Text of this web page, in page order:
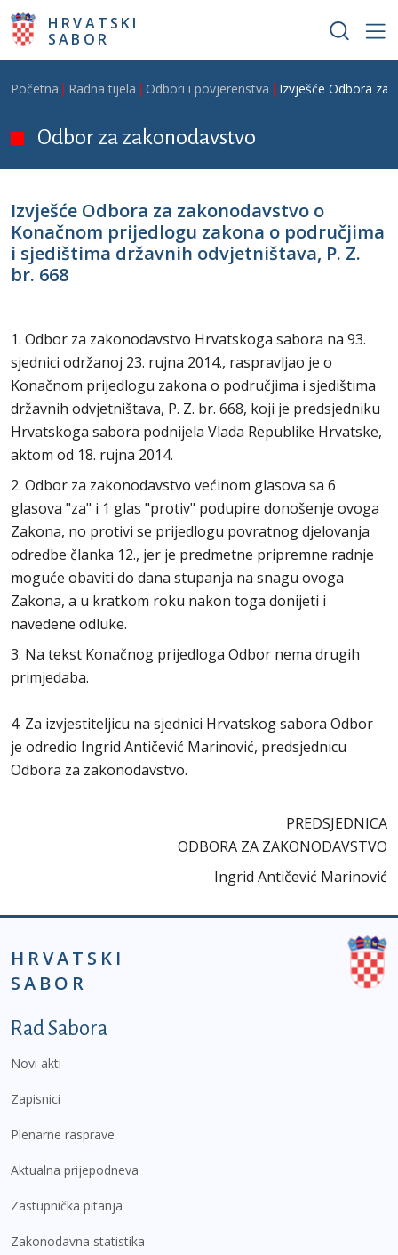
Skoči na glavni sadržaj
HRVATSKI
SABOR
Breadcrumb
Početna Radna tijela Odbori i povjerenstva Izvješće Odbora za
Odbor za zakonodavstvo
Izvješće Odbora za zakonodavstvo o
Konačnom prijedlogu zakona o područjima
i sjedištima državnih odvjetništava, P. Z.
br. 668
1. Odbor za zakonodavstvo Hrvatskoga sabora na 93.
sjednici održanoj 23. rujna 2014., raspravljao je o
Konačnom prijedlogu zakona o područjima i sjedištima
državnih odvjetništava, P. Z. br. 668, koji je predsjedniku
Hrvatskoga sabora podnijela Vlada Republike Hrvatske,
aktom od 18. rujna 2014.
2. Odbor za zakonodavstvo većinom glasova sa 6
glasova "za" i 1 glas "protiv" podupire donošenje ovoga
Zakona, no protivi se prijedlogu povratnog djelovanja
odredbe članka 12., jer je predmetne pripremne radnje
moguće obaviti do dana stupanja na snagu ovoga
Zakona, a u kratkom roku nakon toga donijeti i
navedene odluke.
3. Na tekst Konačnog prijedloga Odbor nema drugih
primjedaba.
4. Za izvjestiteljicu na sjednici Hrvatskog sabora Odbor
je odredio Ingrid Antičević Marinović, predsjednicu
Odbora za zakonodavstvo.
PREDSJEDNICA
ODBORA ZA ZAKONODAVSTVO
Ingrid Antičević Marinović
HRVATSKI
SABOR
Podnožje prvi izbornik
Rad Sabora
Novi akti
Zapisnici
Plenarne rasprave
Aktualna prijepodneva
Zastupnička pitanja
Zakonodavna statistika